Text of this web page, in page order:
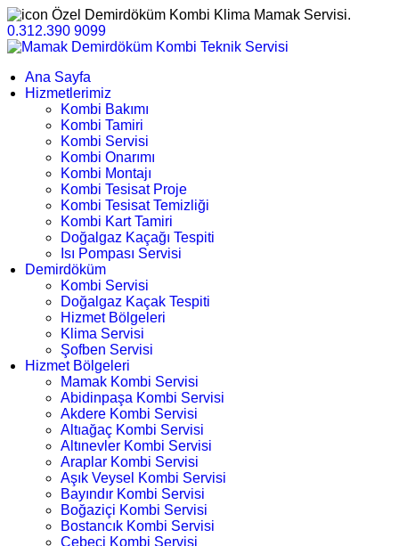
Özel Demirdöküm Kombi Klima Mamak Servisi.
0.312.390 9099
Ana Sayfa
Hizmetlerimiz
Kombi Bakımı
Kombi Tamiri
Kombi Servisi
Kombi Onarımı
Kombi Montajı
Kombi Tesisat Proje
Kombi Tesisat Temizliği
Kombi Kart Tamiri
Doğalgaz Kaçağı Tespiti
Isı Pompası Servisi
Demirdöküm
Kombi Servisi
Doğalgaz Kaçak Tespiti
Hizmet Bölgeleri
Klima Servisi
Şofben Servisi
Hizmet Bölgeleri
Mamak Kombi Servisi
Abidinpaşa Kombi Servisi
Akdere Kombi Servisi
Altıağaç Kombi Servisi
Altınevler Kombi Servisi
Araplar Kombi Servisi
Aşık Veysel Kombi Servisi
Bayındır Kombi Servisi
Boğaziçi Kombi Servisi
Bostancık Kombi Servisi
Cebeci Kombi Servisi